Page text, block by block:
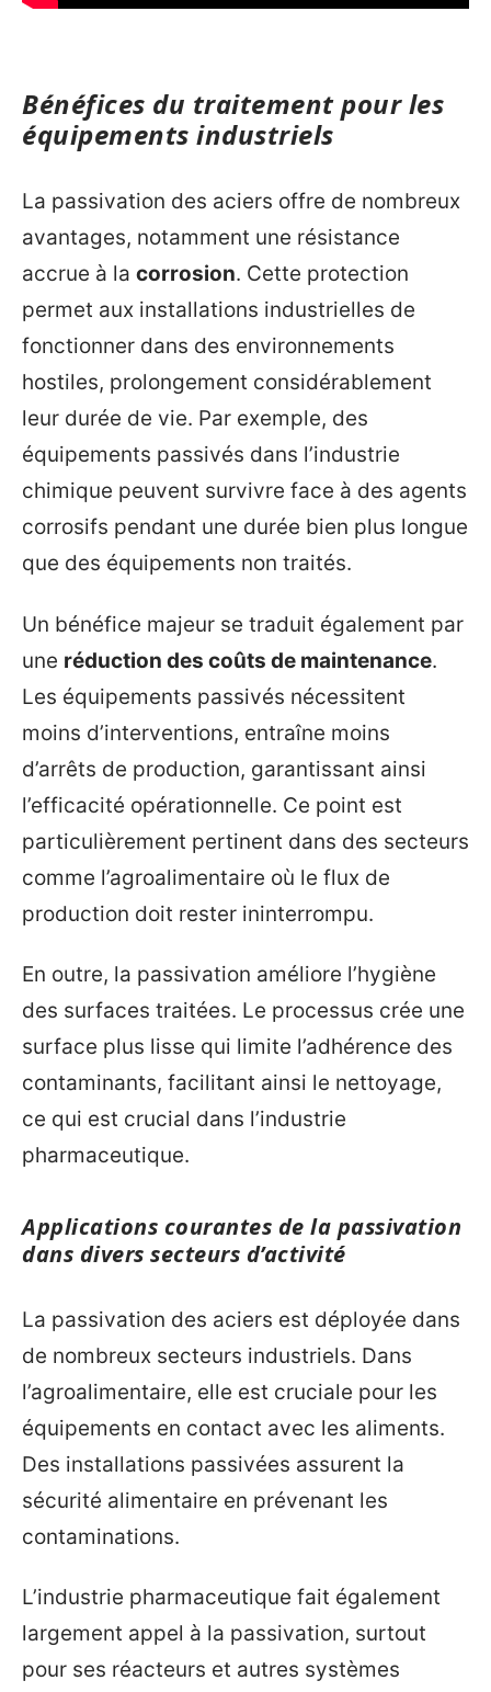
Bénéfices du traitement pour les
équipements industriels
La passivation des aciers offre de nombreux
avantages, notamment une résistance
accrue à la corrosion. Cette protection
permet aux installations industrielles de
fonctionner dans des environnements
hostiles, prolongement considérablement
leur durée de vie. Par exemple, des
équipements passivés dans l’industrie
chimique peuvent survivre face à des agents
corrosifs pendant une durée bien plus longue
que des équipements non traités.
Un bénéfice majeur se traduit également par
une réduction des coûts de maintenance.
Les équipements passivés nécessitent
moins d’interventions, entraîne moins
d’arrêts de production, garantissant ainsi
l’efficacité opérationnelle. Ce point est
particulièrement pertinent dans des secteurs
comme l’agroalimentaire où le flux de
production doit rester ininterrompu.
En outre, la passivation améliore l’hygiène
des surfaces traitées. Le processus crée une
surface plus lisse qui limite l’adhérence des
contaminants, facilitant ainsi le nettoyage,
ce qui est crucial dans l’industrie
pharmaceutique.
Applications courantes de la passivation
dans divers secteurs d’activité
La passivation des aciers est déployée dans
de nombreux secteurs industriels. Dans
l’agroalimentaire, elle est cruciale pour les
équipements en contact avec les aliments.
Des installations passivées assurent la
sécurité alimentaire en prévenant les
contaminations.
L’industrie pharmaceutique fait également
largement appel à la passivation, surtout
pour ses réacteurs et autres systèmes